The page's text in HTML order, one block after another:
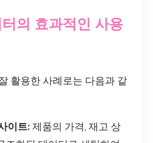
의 효과적인 사용
활용한 사례로는 다음과 같
이트: 제품의 가격, 재고 상